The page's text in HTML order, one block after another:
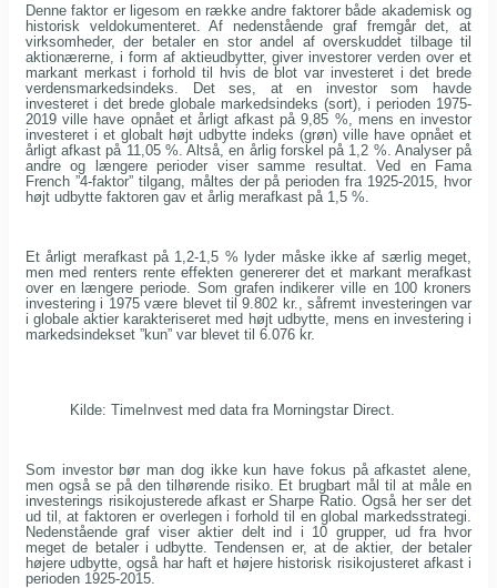
Denne faktor er ligesom en række andre faktorer både akademisk og
historisk veldokumenteret. Af nedenstående graf fremgår det, at
virksomheder, der betaler en stor andel af overskuddet tilbage til
aktionærerne, i form af aktieudbytter, giver investorer verden over et
markant merkast i forhold til hvis de blot var investeret i det brede
verdensmarkedsindeks. Det ses, at en investor som havde
investeret i det brede globale markedsindeks (sort), i perioden 1975-
2019 ville have opnået et årligt afkast på 9,85 %, mens en investor
investeret i et globalt højt udbytte indeks (grøn) ville have opnået et
årligt afkast på 11,05 %. Altså, en årlig forskel på 1,2 %. Analyser på
andre og længere perioder viser samme resultat. Ved en Fama
French ”4-faktor” tilgang, måltes der på perioden fra 1925-2015, hvor
højt udbytte faktoren gav et årlig merafkast på 1,5 %.
Et årligt merafkast på 1,2-1,5 % lyder måske ikke af særlig meget,
men med renters rente effekten genererer det et markant merafkast
over en længere periode. Som grafen indikerer ville en 100 kroners
investering i 1975 være blevet til 9.802 kr., såfremt investeringen var
i globale aktier karakteriseret med højt udbytte, mens en investering i
markedsindekset ”kun” var blevet til 6.076 kr.
Kilde: TimeInvest med data fra Morningstar Direct.
Som investor bør man dog ikke kun have fokus på afkastet alene,
men også se på den tilhørende risiko. Et brugbart mål til at måle en
investerings risikojusterede afkast er Sharpe Ratio. Også her ser det
ud til, at faktoren er overlegen i forhold til en global markedsstrategi.
Nedenstående graf viser aktier delt ind i 10 grupper, ud fra hvor
meget de betaler i udbytte. Tendensen er, at de aktier, der betaler
højere udbytte, også har haft et højere historisk risikojusteret afkast i
perioden 1925-2015.